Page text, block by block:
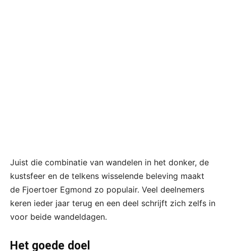
Juist die combinatie van wandelen in het donker, de
kustsfeer en de telkens wisselende beleving maakt
de Fjoertoer Egmond zo populair. Veel deelnemers
keren ieder jaar terug en een deel schrijft zich zelfs in
voor beide wandeldagen.
Het goede doel